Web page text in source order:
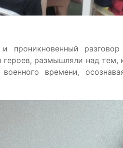
и проникновенный
героев, размышляли над тем,
времени,